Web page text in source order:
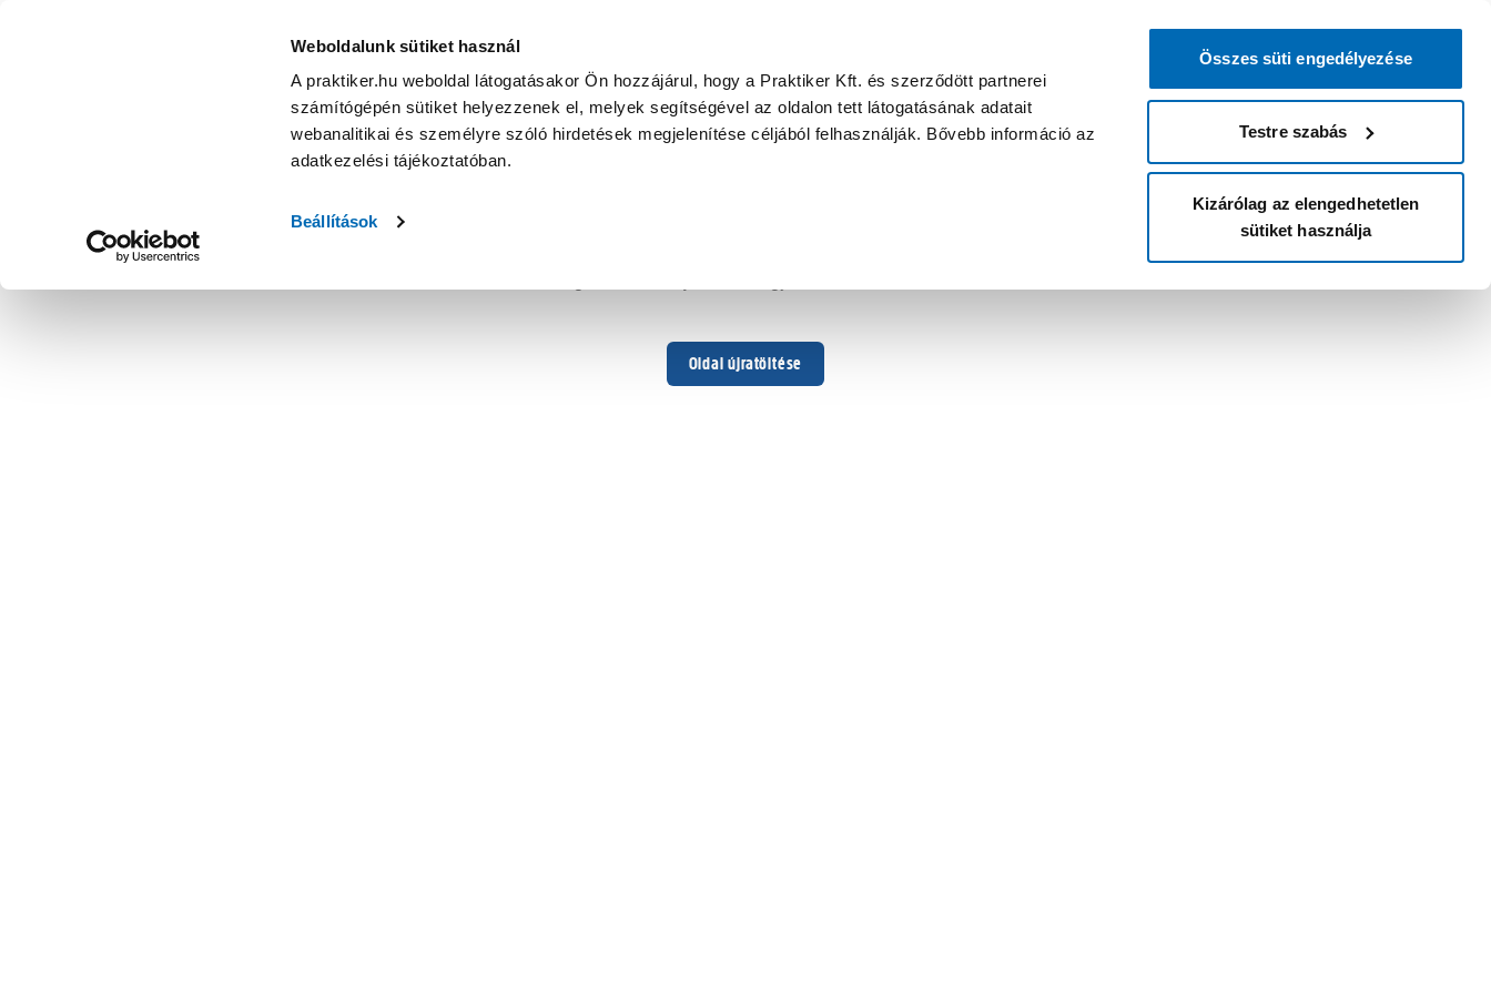
Weboldalunk sütiket használ
A praktiker.hu weboldal látogatásakor Ön hozzájárul, hogy a Praktiker Kft. és szerződött partnerei
számítógépén sütiket helyezzenek el, melyek segítségével az oldalon tett látogatásának adatait
webanalitikai és személyre szóló hirdetések megjelenítése céljából felhasználják. Bővebb információ az
adatkezelési tájékoztatóban.
Beállítások
Összes süti engedélyezése
Testre szabás
Kizárólag az elengedhetetlen
sütiket használja
Oldal újratöltése